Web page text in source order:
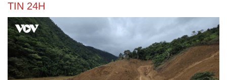
Du lịch
Tư vấn
Săn Tour
check-in
Podcast
Câu chuyện thời sự
Đọc truyện đêm khuya
Cửa sổ tình yêu
Kể chuyện cho bé
Hạt giống tâm hồn
TIN 24H